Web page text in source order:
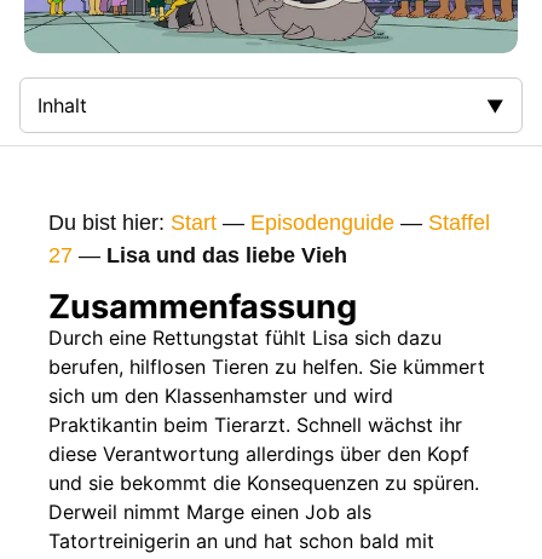
Inhalt
Gags
Gaststars
Fakten
Sendetermine
Nächste / Vorherige Folge
Du bist hier: Start — Episodenguide — Staffel
27 — Lisa und das liebe Vieh
Zusammenfassung
Durch eine Rettungstat fühlt Lisa sich dazu
berufen, hilflosen Tieren zu helfen. Sie kümmert
sich um den Klassenhamster und wird
Praktikantin beim Tierarzt. Schnell wächst ihr
diese Verantwortung allerdings über den Kopf
und sie bekommt die Konsequenzen zu spüren.
Derweil nimmt Marge einen Job als
Tatortreinigerin an und hat schon bald mit